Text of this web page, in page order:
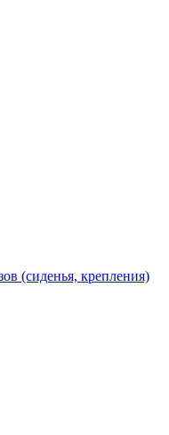
(сиденья, крепления)